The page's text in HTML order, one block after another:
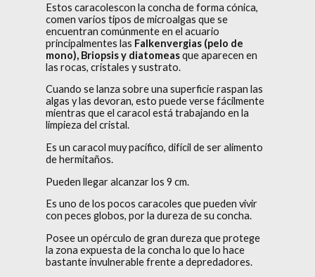
Estos caracolescon la concha de forma cónica,
comen varios tipos de microalgas que se
encuentran comúnmente en el acuario
principalmentes las Falkenvergias (pelo de
mono), Briopsis y diatomeasque aparecen en
las rocas, cristales y sustrato.
Cuando se lanza sobre una superficie raspan las
algas y las devoran, esto puede verse fácilmente
mientras que el caracol está trabajando en la
limpieza del cristal.
Es un caracol muy pacífico, difícil de ser alimento
de hermitaños.
Pueden llegar alcanzar los 9 cm.
Es uno de los pocos caracoles que pueden vivir
con peces globos, por la dureza de su concha.
Posee un opérculo de gran dureza que protege
la zona expuesta de la concha lo que lo hace
bastante invulnerable frente a depredadores.